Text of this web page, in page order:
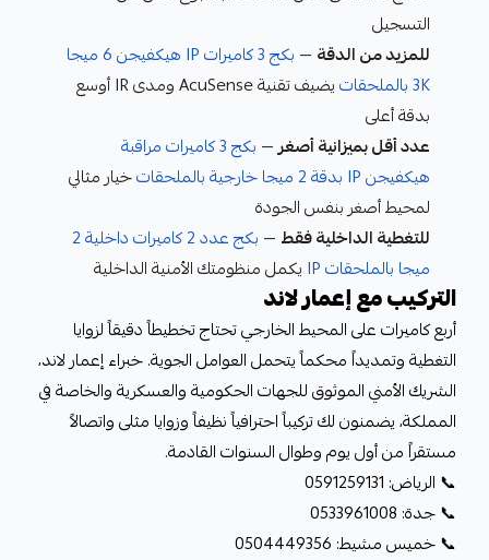
التسجيل
للمزيد من الدقة —
بكج 3 كاميرات IP هيكفيجن 6 ميجا
3K بالملحقات
يضيف تقنية AcuSense ومدى IR أوسع
بدقة أعلى
عدد أقل بميزانية أصغر—
بكج 3 كاميرات مراقبة
هيكفيجن IP بدقة 2 ميجا خارجية بالملحقات
خيار مثالي
لمحيط أصغر بنفس الجودة
للتغطية الداخلية فقط —
بكج عدد 2 كاميرات داخلية 2
ميجا بالملحقات IP
يكمل منظومتك الأمنية الداخلية
التركيب مع إعمار لاند
أربع كاميرات على المحيط الخارجي تحتاج تخطيطاً دقيقاً لزوايا
التغطية وتمديداً محكماً يتحمل العوامل الجوية. خبراء إعمار لاند،
الشريك الأمني الموثوق للجهات الحكومية والعسكرية والخاصة في
المملكة، يضمنون لك تركيباً احترافياً نظيفاً وزوايا مثلى واتصالاً
مستقراً من أول يوم وطوال السنوات القادمة.
📞 الرياض: 0591259131
📞 جدة: 0533961008
📞 خميس مشيط: 0504449356